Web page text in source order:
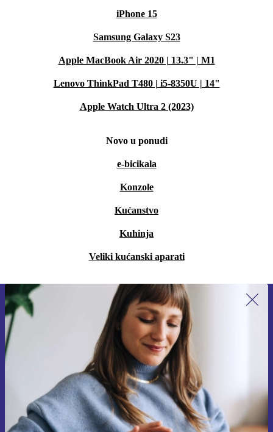
iPhone 15
Samsung Galaxy S23
Apple MacBook Air 2020 | 13.3" | M1
Lenovo ThinkPad T480 | i5-8350U | 14"
Apple Watch Ultra 2 (2023)
Novo u ponudi
e-bicikala
Konzole
Kućanstvo
Kuhinja
Veliki kućanski aparati
Prijavi se na newsletter!
Nikad više ne propusti ponudu.
Zatraži kupon
Informacije o korištenju osobnih podataka možeš pronaći u našim